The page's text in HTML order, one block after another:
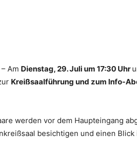
Am Dienstag, 29. Juli um 17:30 Uhr
Kreißsaalführung und zum Info-
werden vor dem Haupteingang
besichtigen und einen